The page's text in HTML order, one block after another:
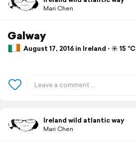
Mari Chen
Galway
August 17, 2016 in Ireland ⋅ ☀️ 15 °C
Ireland wild atlantic way
Mari Chen